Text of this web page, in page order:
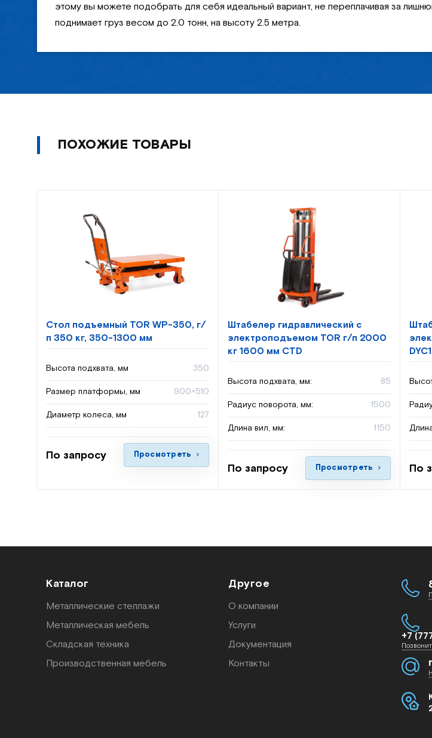
этому вы можете подобрать для себя идеальный вариант, не переплачивая за
поднимает груз весом до 2.0 тонн, на высоту 2.5 метра.
ПОХОЖИЕ ТОВАРЫ
Стол подъемный TOR WP-350, г/
п 350 кг, 350-1300 мм
Высота подхвата, мм 350
Размер платформы, мм 900×510
Диаметр колеса, мм 127
По запросу Просмотреть
Штабелер гидравлический с
электроподъемом TOR г/п 2000
кг 1600 мм CTD
Высота подхвата, мм: 85
Радиус поворота, мм: 1500
Длина вил, мм: 1150
По запросу Просмотреть По
Каталог
Металлические стеллажи
Металлическая мебель
Складская техника
Производственная мебель
Другое
О компании
Услуги
Документация
Контакты
+7